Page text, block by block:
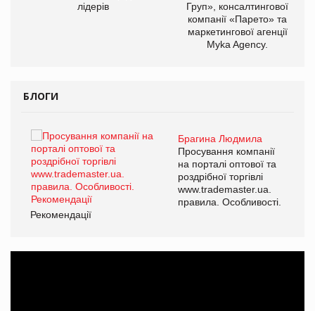
лідерів
Груп», консалтингової
компанії «Парето» та
маркетингової агенції
Myka Agency.
БЛОГИ
Брагина Людмила
Просування компанії
на порталі оптової та
роздрібної торгівлі
www.trademaster.ua.
правила. Особливості.
Рекомендації